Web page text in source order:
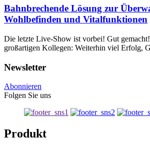
Bahnbrechende Lösung zur
Wohlbefinden und Vitalfunktionen
Die letzte Live-Show ist vorbei! Gut
großartigen Kollegen: Weiterhin viel Erfolg,
Newsletter
Abonnieren
Folgen Sie uns
Produkt